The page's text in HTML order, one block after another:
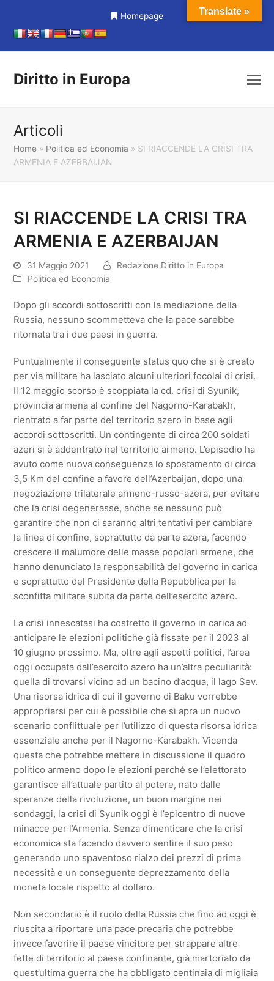
Homepage
Diritto in Europa
Articoli
Home » Politica ed Economia » SI RIACCENDE LA CRISI TRA
ARMENIA E AZERBAIJAN
SI RIACCENDE LA CRISI TRA
ARMENIA E AZERBAIJAN
31 Maggio 2021
Redazione Diritto in Europa
Politica ed Economia
Dopo gli accordi sottoscritti con la mediazione della
Russia, nessuno scommetteva che la pace sarebbe
ritornata tra i due paesi in guerra.
Puntualmente il conseguente status quo che si è creato
per via militare ha lasciato alcuni ulteriori focolai di crisi.
Il 12 maggio scorso è scoppiata la cd. crisi di Syunik,
provincia armena al confine del Nagorno-Karabakh,
rientrato a far parte del territorio azero in base agli
accordi sottoscritti. Un contingente di circa 200 soldati
azeri si è addentrato nel territorio armeno. L’episodio ha
avuto come nuova conseguenza lo spostamento di circa
3,5 Km del confine a favore dell’Azerbaijan, dopo una
negoziazione trilaterale armeno-russo-azera, per evitare
che la crisi degenerasse, anche se nessuno può
garantire che non ci saranno altri tentativi per cambiare
la linea di confine, soprattutto da parte azera, facendo
crescere il malumore delle masse popolari armene, che
hanno denunciato la responsabilità del governo in carica
e soprattutto del Presidente della Repubblica per la
sconfitta militare subita da parte dell’esercito azero.
La crisi innescatasi ha costretto il governo in carica ad
anticipare le elezioni politiche già fissate per il 2023 al
10 giugno prossimo. Ma, oltre agli aspetti politici, l’area
oggi occupata dall’esercito azero ha un’altra peculiarità:
quella di trovarsi vicino ad un bacino d’acqua, il lago Sev.
Una risorsa idrica di cui il governo di Baku vorrebbe
appropriarsi per cui è possibile che si apra un nuovo
scenario conflittuale per l’utilizzo di questa risorsa idrica
essenziale anche per il Nagorno-Karabakh. Vicenda
questa che potrebbe mettere in discussione il quadro
politico armeno dopo le elezioni perché se l’elettorato
garantisce all’attuale partito al potere, nato dalle
speranze della rivoluzione, un buon margine nei
sondaggi, la crisi di Syunik oggi è l’epicentro di nuove
minacce per l’Armenia. Senza dimenticare che la crisi
economica sta facendo davvero sentire il suo peso
generando uno spaventoso rialzo dei prezzi di prima
necessità e un conseguente deprezzamento della
moneta locale rispetto al dollaro.
Non secondario è il ruolo della Russia che fino ad oggi è
riuscita a riportare una pace precaria che potrebbe
invece favorire il paese vincitore per strappare altre
fette di territorio al paese confinante, già martoriato da
quest’ultima guerra che ha obbligato centinaia di migliaia
Translate »